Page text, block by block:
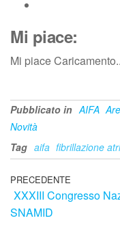
Mi piace:
Mi piace
Pubblicato in AIFA
Novità
Tag aifa fibrillazione
Navigazione
articoli
Articolo
precedente
PRECEDENTE
XXXIII Congresso
SNAMID